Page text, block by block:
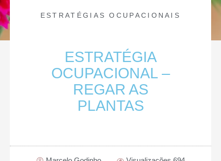
ESTRATÉGIAS OCUPACIONAIS
ESTRATÉGIA
OCUPACIONAL –
REGAR AS
PLANTAS